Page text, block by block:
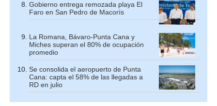
Gobierno entrega remozada playa El
Faro en San Pedro de Macorís
La Romana, Bávaro-Punta Cana y
Miches superan el 80% de ocupación
promedio
Se consolida el aeropuerto de Punta
Cana: capta el 58% de las llegadas a
RD en julio